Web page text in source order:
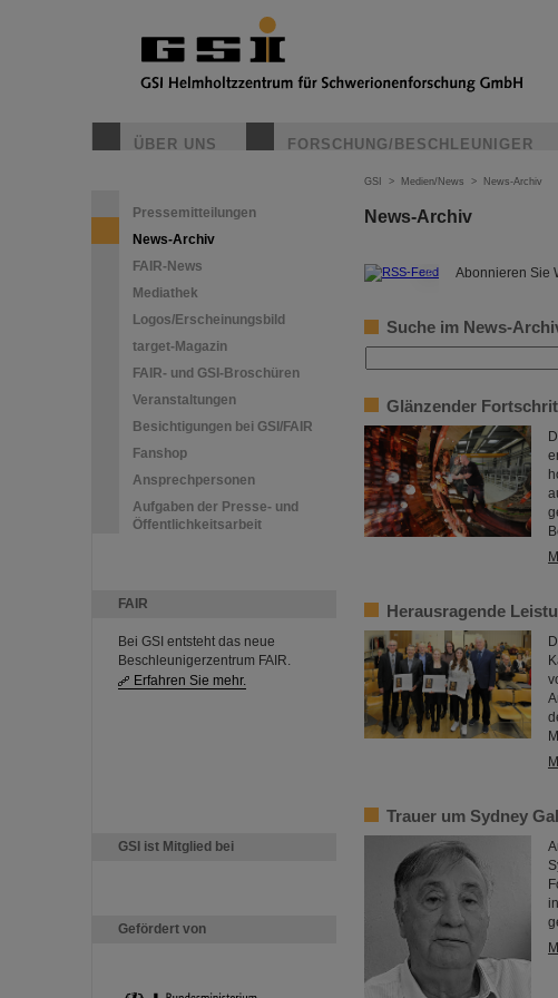
ÜBER UNS FORSCHUNG/BESCHLEUNIGER
Pressemitteilungen
News-Archiv
FAIR-News
Mediathek
Logos/Erscheinungsbild
target-Magazin
FAIR- und GSI-Broschüren
Veranstaltungen
Besichtigungen bei GSI/FAIR
Fanshop
Ansprechpersonen
Aufgaben der Presse- und
Öffentlichkeitsarbeit
FAIR
Bei GSI entsteht das neue
Beschleunigerzentrum FAIR.
Erfahren Sie mehr.
GSI ist Mitglied bei
Gefördert von
GSI > Medien/News > News-Archiv
News-Archiv
© Abonnieren Sie
Suche im News-
Glänzender
Herausragende
Trauer um Sydney